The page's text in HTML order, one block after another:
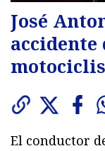
José
El conductor